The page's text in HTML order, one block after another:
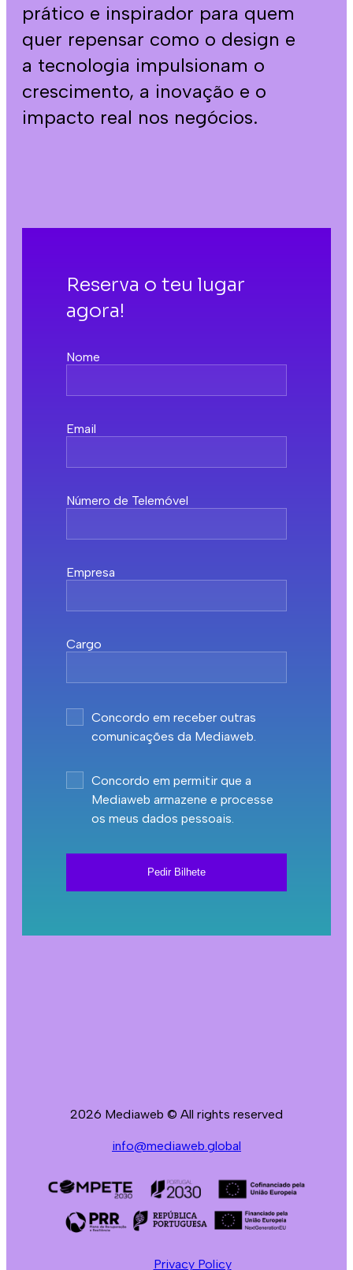
prático e inspirador para quem
quer repensar como o design e
a tecnologia impulsionam o
crescimento, a inovação e o
impacto real nos negócios.
Reserva o teu lugar
agora!
Nome
Email
Número de Telemóvel
Empresa
Cargo
Concordo em receber outras
comunicações da Mediaweb.
Concordo em permitir que a
Mediaweb armazene e processe
os meus dados pessoais.
Pedir Bilhete
2026 Mediaweb © All rights reserved
info@mediaweb.global
Privacy Policy